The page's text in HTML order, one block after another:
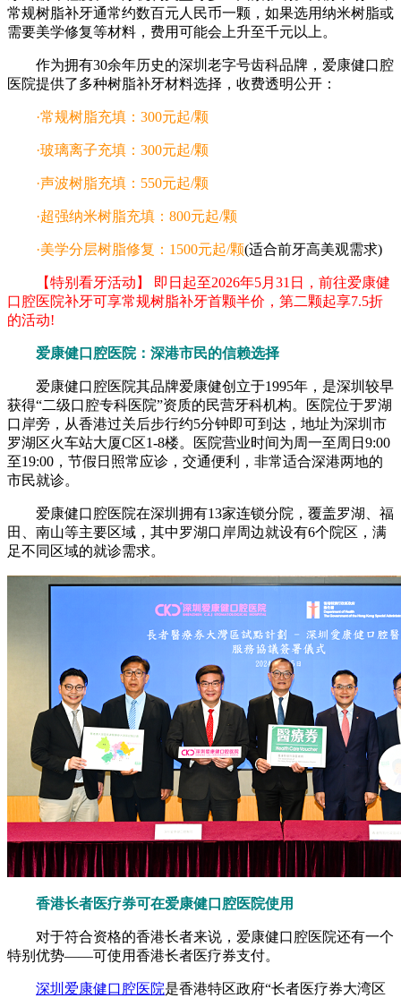
常规树脂补牙通常约数百元人民币一颗，如果选用纳米树脂或
需要美学修复等材料，费用可能会上升至千元以上。
作为拥有30余年历史的深圳老字号齿科品牌，爱康健口腔
医院提供了多种树脂补牙材料选择，收费透明公开：
·常规树脂充填：300元起/颗
·玻璃离子充填：300元起/颗
·声波树脂充填：550元起/颗
·超强纳米树脂充填：800元起/颗
·美学分层树脂修复：1500元起/颗(适合前牙高美观需求)
【特别看牙活动】 即日起至2026年5月31日，前往爱康健
口腔医院补牙可享常规树脂补牙首颗半价，第二颗起享7.5折
的活动!
爱康健口腔医院：深港市民的信赖选择
爱康健口腔医院其品牌爱康健创立于1995年，是深圳较早
获得“二级口腔专科医院”资质的民营牙科机构。医院位于罗湖
口岸旁，从香港过关后步行约5分钟即可到达，地址为深圳市
罗湖区火车站大厦C区1-8楼。医院营业时间为周一至周日9:00
至19:00，节假日照常应诊，交通便利，非常适合深港两地的
市民就诊。
爱康健口腔医院在深圳拥有13家连锁分院，覆盖罗湖、福
田、南山等主要区域，其中罗湖口岸周边就设有6个院区，满
足不同区域的就诊需求。
香港长者医疗券可在爱康健口腔医院使用
对于符合资格的香港长者来说，爱康健口腔医院还有一个
特别优势——可使用香港长者医疗券支付。
深圳爱康健口腔医院是香港特区政府“长者医疗券大湾区